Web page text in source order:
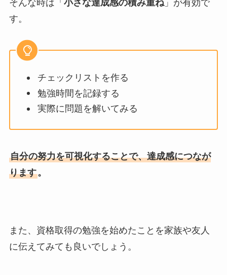
そんな時は「 小さな達成感の積み重ね」が有効で
す。
チェックリストを作る
勉強時間を記録する
実際に問題を解いてみる
自分の努力を可視化することで、達成感につなが
ります。
また、資格取得の勉強を始めたことを家族や友人
に伝えてみても良いでしょう。